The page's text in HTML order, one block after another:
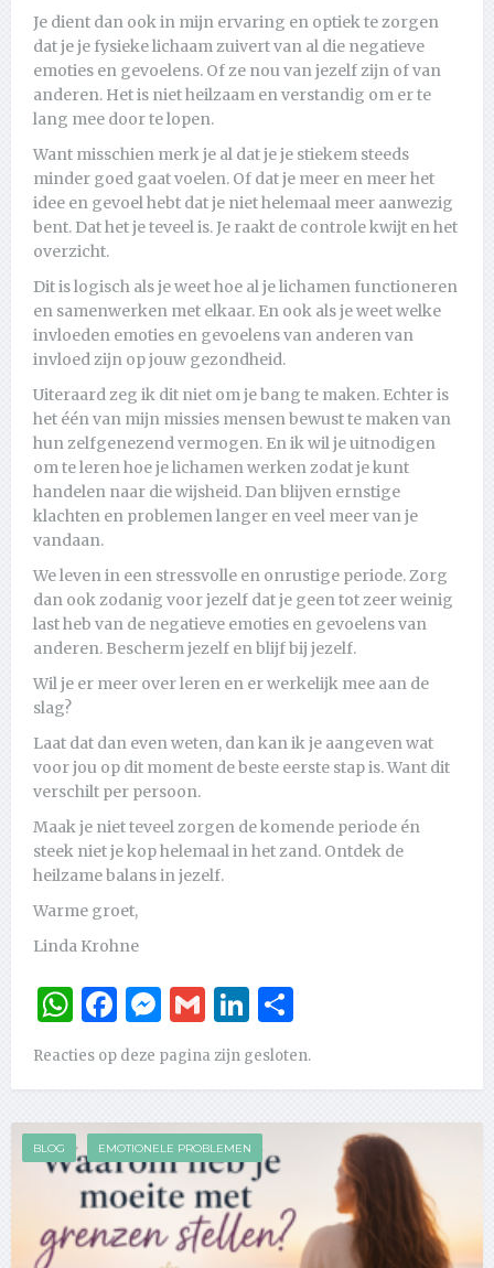
Je dient dan ook in mijn ervaring en optiek te zorgen
dat je je fysieke lichaam zuivert van al die negatieve
emoties en gevoelens. Of ze nou van jezelf zijn of van
anderen. Het is niet heilzaam en verstandig om er te
lang mee door te lopen.
Want misschien merk je al dat je je stiekem steeds
minder goed gaat voelen. Of dat je meer en meer het
idee en gevoel hebt dat je niet helemaal meer aanwezig
bent. Dat het je teveel is. Je raakt de controle kwijt en het
overzicht.
Dit is logisch als je weet hoe al je lichamen functioneren
en samenwerken met elkaar. En ook als je weet welke
invloeden emoties en gevoelens van anderen van
invloed zijn op jouw gezondheid.
Uiteraard zeg ik dit niet om je bang te maken. Echter is
het één van mijn missies mensen bewust te maken van
hun zelfgenezend vermogen. En ik wil je uitnodigen
om te leren hoe je lichamen werken zodat je kunt
handelen naar die wijsheid. Dan blijven ernstige
klachten en problemen langer en veel meer van je
vandaan.
We leven in een stressvolle en onrustige periode. Zorg
dan ook zodanig voor jezelf dat je geen tot zeer weinig
last heb van de negatieve emoties en gevoelens van
anderen. Bescherm jezelf en blijf bij jezelf.
Wil je er meer over leren en er werkelijk mee aan de
slag?
Laat dat dan even weten, dan kan ik je aangeven wat
voor jou op dit moment de beste eerste stap is. Want dit
verschilt per persoon.
Maak je niet teveel zorgen de komende periode én
steek niet je kop helemaal in het zand. Ontdek de
heilzame balans in jezelf.
Warme groet,
Linda Krohne
WhatsApp
Facebook
Messenger
GmailLinkedIn
Reacties op deze pagina zijn gesloten.
BLOG EMOTIONELE PROBLEMEN